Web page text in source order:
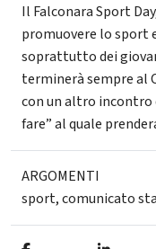
Il Falconara Sport
promuovere lo sport
soprattutto dei
terminerà sempre al
con un altro incontro
fare” al quale
ARGOMENTI
sport,comunicato